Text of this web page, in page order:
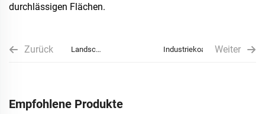
durchlässigen Flächen.
Zurück
Landschaftsgrüngürtel-
Weiter
Industriekoating
Empfohlene Produkte